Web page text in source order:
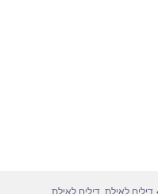
15/11/2018
תגיות
דילים לאילת,דילים לאילת